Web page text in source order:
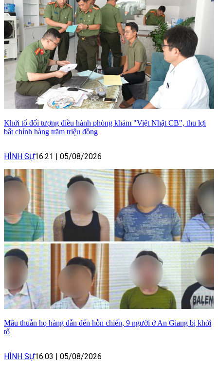
Khởi tố đối tượng điều hành phòng khám "Việt Nhật CB", thu lợi
bất chính hàng trăm triệu đồng
HÌNH SỰ16:21 | 05/08/2026
Mâu thuẫn họ hàng dẫn đến hỗn chiến, 9 người ở An Giang bị khởi
tố
HÌNH SỰ16:03 | 05/08/2026